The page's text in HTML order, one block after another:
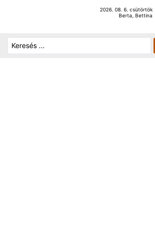
2026. 08. 6. csütörtök
Berta, Bettina